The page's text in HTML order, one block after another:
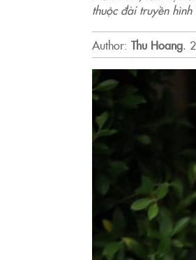
thuộc đài truyền hình
Author: Thu Hoang.